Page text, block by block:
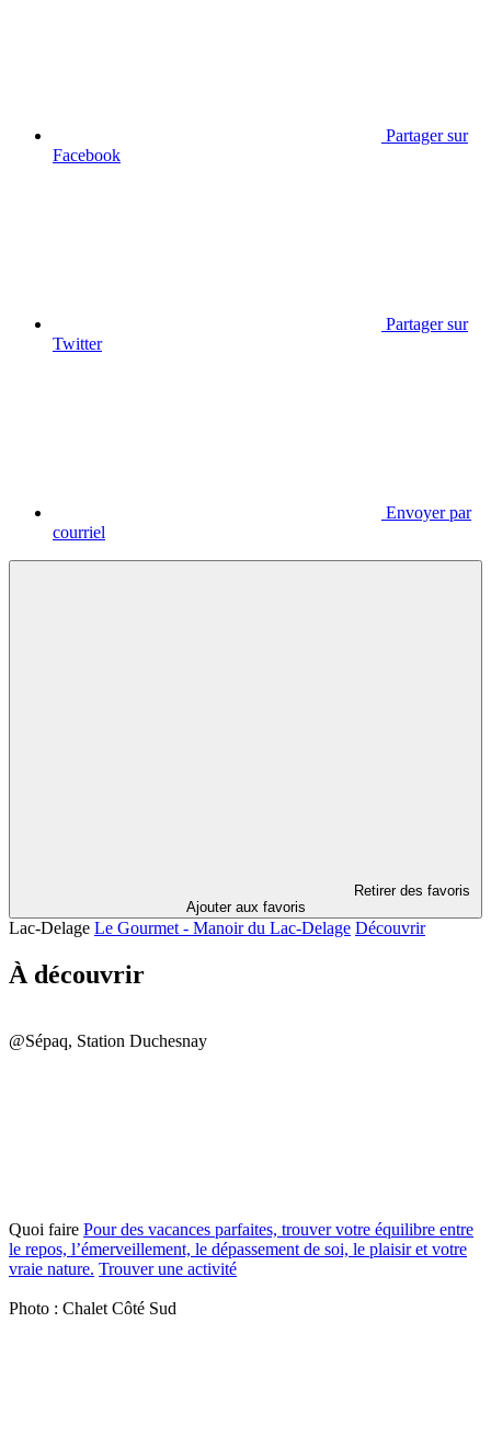
Partager sur
Facebook
Partager sur
Twitter
Envoyer par
courriel
Retirer des favoris
Ajouter aux favoris
Lac-Delage Le Gourmet - Manoir du Lac-Delage Découvrir
À découvrir
@Sépaq, Station Duchesnay
Quoi faire Pour des vacances parfaites, trouver votre équilibre entre
le repos, l’émerveillement, le dépassement de soi, le plaisir et votre
vraie nature. Trouver une activité
Photo : Chalet Côté Sud